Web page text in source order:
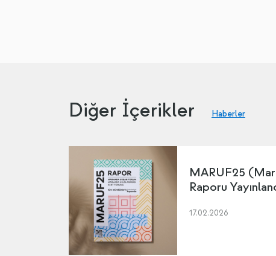
Diğer İçerikler Haberler
MARUF25
Raporu
17.02.2026